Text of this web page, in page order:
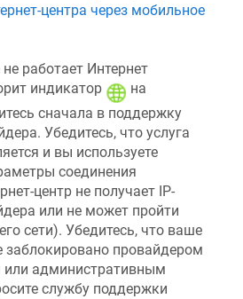
центра через мобильное
работает Интернет
индикатор
на
сначала в поддержку
Убедитесь, что услуга
и вы используете
соединения
центр не получает IP-
или не может пройти
сети). Убедитесь, что ваше
заблокировано провайдером
административным
службу поддержки